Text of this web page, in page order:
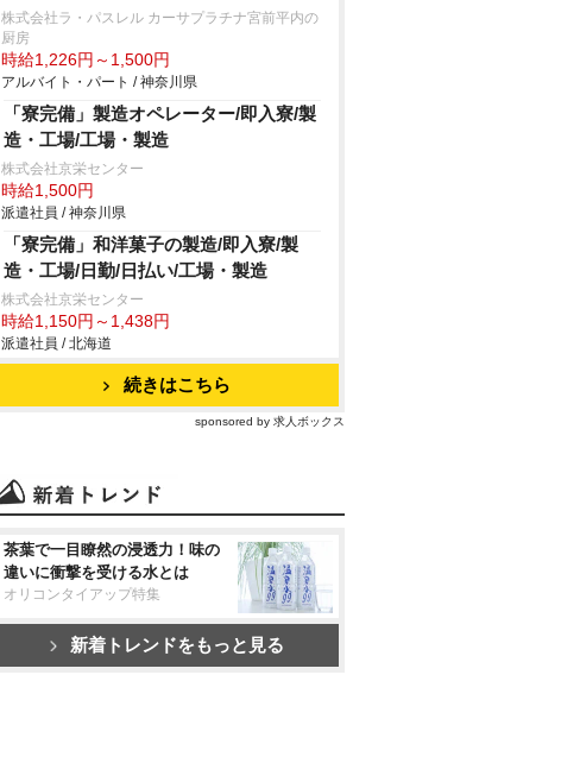
株式会社ラ・パスレル カーサプラチナ宮前平内の
厨房
時給1,226円～1,500円
アルバイト・パート / 神奈川県
「寮完備」製造オペレーター/即入寮/製
造・工場/工場・製造
株式会社京栄センター
時給1,500円
派遣社員 / 神奈川県
「寮完備」和洋菓子の製造/即入寮/製
造・工場/日勤/日払い/工場・製造
株式会社京栄センター
時給1,150円～1,438円
派遣社員 / 北海道
続きはこちら
sponsored by 求人ボックス
茶葉で一目瞭然の浸透力！味の
違いに衝撃を受ける水とは
オリコンタイアップ特集
新着トレンドをもっと見る